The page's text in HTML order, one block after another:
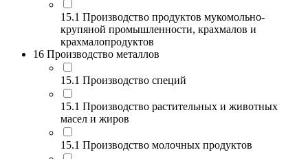
15.1 Производство продуктов мукомольно-
крупяной промышленности, крахмалов и
крахмалопродуктов
16 Производство металлов
15.1 Производство специй
15.1 Производство растительных и животных
масел и жиров
15.1 Производство молочных продуктов